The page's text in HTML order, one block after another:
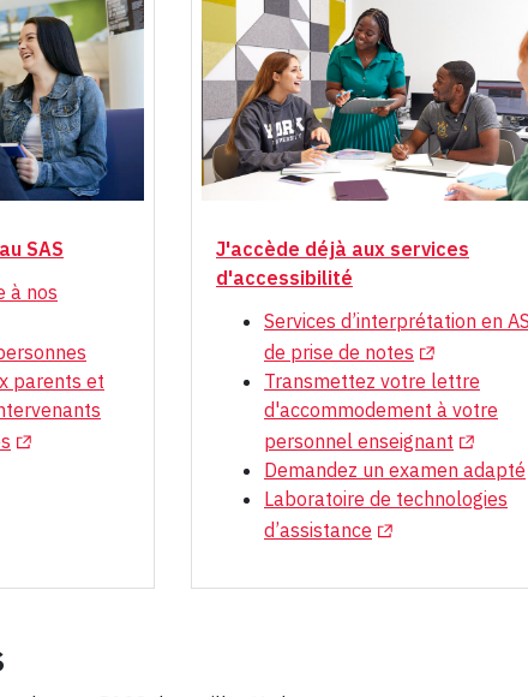
SAS
à nos
tab)
parents et
(Opens in a new tab)
J'accède déjà aux services
d'accessibilité
Services d’interprétation en
de prise de notes (Opens in a
Transmettez votre lettre
d'accommodement à votre
personnel enseignant (Opens
Demandez un examen adapté
Laboratoire de technologies
d’assistance (Opens in a new